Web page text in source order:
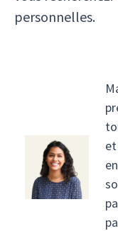
personnelles.